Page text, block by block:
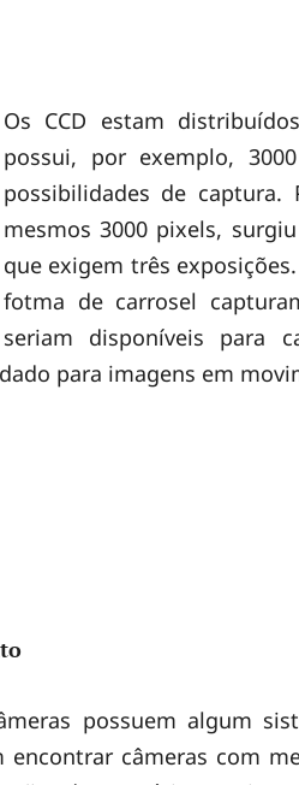
Os CCD estam
possui, por exemplo,
possibilidades de captura.
mesmos 3000 pixels,
que exigem três
fotma de carrosel
seriam disponíveis para
para imagens em
possuem algum
encontrar câmeras com